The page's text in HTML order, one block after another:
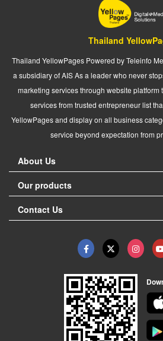
Thailand
Thailand YellowPages Powered by Teleinfo
a subsidiary of AIS As a leader who never
marketing services through website platform
services from trusted entrepreneur list
YellowPages and display on all business
service beyond expectation from
About Us
Our products
Contact Us